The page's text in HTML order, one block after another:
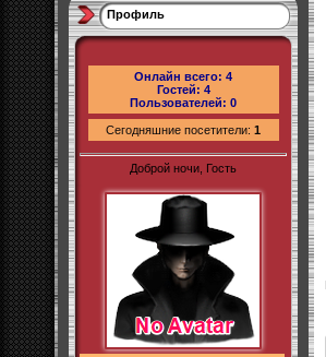
Профиль
Онлайн всего: 4
Гостей: 4
Пользователей: 0
Сегодняшние посетители: 1
Доброй ночи, Гость